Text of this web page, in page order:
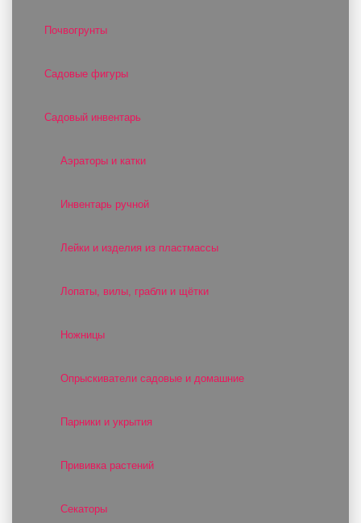
Почвогрунты
Садовые фигуры
Садовый инвентарь
Аэраторы и катки
Инвентарь ручной
Лейки и изделия из пластмассы
Лопаты, вилы, грабли и щётки
Ножницы
Опрыскиватели садовые и домашние
Парники и укрытия
Прививка растений
Секаторы